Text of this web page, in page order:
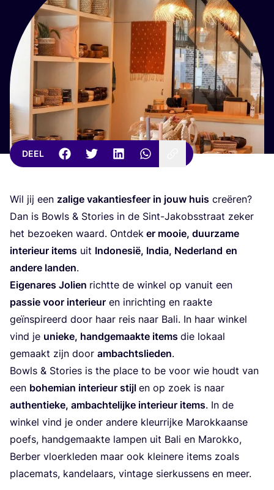
DEEL
Wil jij een zali­ge vakan­tie­sfeer in jouw huis cre­ë­ren?
Dan is Bowls & Sto­ries in de Sint-Jakobs­straat zeker
het bezoe­ken waard. Ont­dek er mooie, duur­za­me
inte­ri­eur items uit Indo­ne­sië, India, Neder­land en
ande­re lan­den.
Eige­na­res Jolien richt­te de win­kel op van­uit een
pas­sie voor inte­ri­eur en inrich­ting en raak­te
geïn­spi­reerd door haar reis naar Bali. In haar win­kel
vind je unie­ke, hand­ge­maak­te items die lokaal
gemaakt zijn door ambachts­lie­den.
Bowls & Sto­ries is the pla­ce to be voor wie houdt van
een bohe­mi­an inte­ri­eur stijl en op zoek is naar
authen­tie­ke, ambach­te­lij­ke inte­ri­eur items. In de
win­kel vind je onder ande­re kleur­rij­ke Marok­kaan­se
poefs, hand­ge­maak­te lam­pen uit Bali en Marok­ko,
Ber­ber vloer­kle­den maar ook klei­ne­re items zoals
pla­ce­mats, kan­de­laars, vin­ta­ge sier­kus­sens en meer.